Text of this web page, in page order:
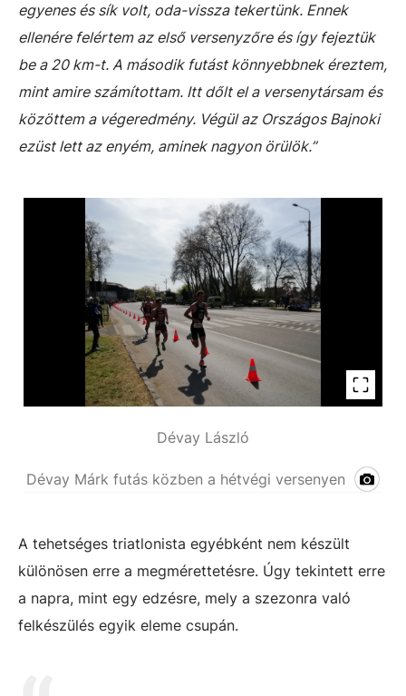
egyenes és sík volt, oda-vissza tekertünk. Ennek
ellenére felértem az első versenyzőre és így fejeztük
be a 20 km-t. A második futást könnyebbnek éreztem,
mint amire számítottam. Itt dőlt el a versenytársam és
közöttem a végeredmény. Végül az Országos Bajnoki
ezüst lett az enyém, aminek nagyon örülök.”
Dévay László
Dévay Márk futás közben a hétvégi versenyen
A tehetséges triatlonista egyébként nem készült
különösen erre a megmérettetésre. Úgy tekintett erre
a napra, mint egy edzésre, mely a szezonra való
felkészülés egyik eleme csupán.